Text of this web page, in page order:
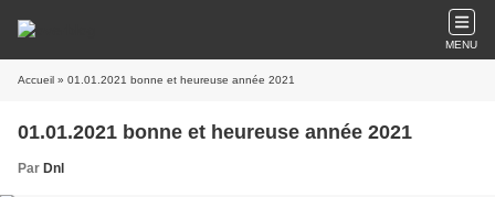
MENU
Accueil » 01.01.2021 bonne et heureuse année 2021
01.01.2021 bonne et heureuse année 2021
Par Dnl